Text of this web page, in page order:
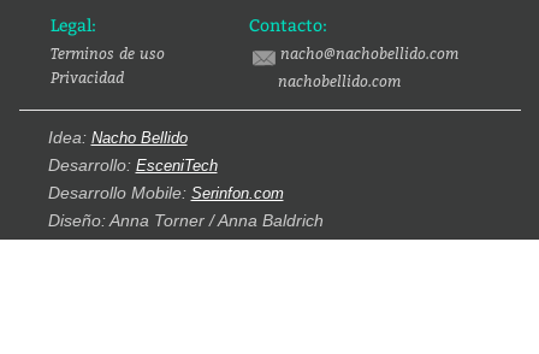
Legal:
Terminos de uso
Privacidad
Contacto:
nacho@nachobellido.com
nachobellido.com
Idea: Nacho Bellido
Desarrollo: EsceniTech
Desarrollo Mobile: Serinfon.com
Diseño: Anna Torner / Anna Baldrich